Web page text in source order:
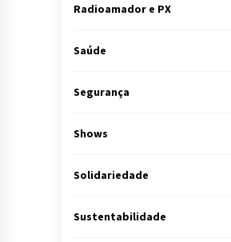
Radioamador e PX
Saúde
Segurança
Shows
Solidariedade
Sustentabilidade